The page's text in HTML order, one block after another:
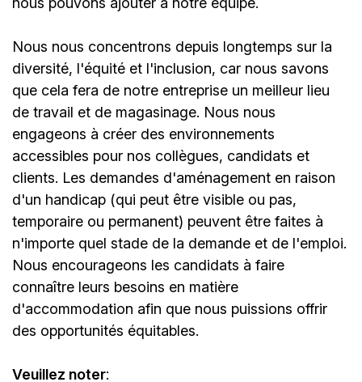
Nous nous concentrons depuis longtemps sur la
diversité, l'équité et l'inclusion, car nous savons
que cela fera de notre entreprise un meilleur lieu
de travail et de magasinage. Nous nous
engageons à créer des environnements
accessibles pour nos collègues, candidats et
clients. Les demandes d'aménagement en raison
d'un handicap (qui peut être visible ou pas,
temporaire ou permanent) peuvent être faites à
n'importe quel stade de la demande et de l'emploi.
Nous encourageons les candidats à faire
connaître leurs besoins en matière
d'accommodation afin que nous puissions offrir
des opportunités équitables.
Veuillez noter: